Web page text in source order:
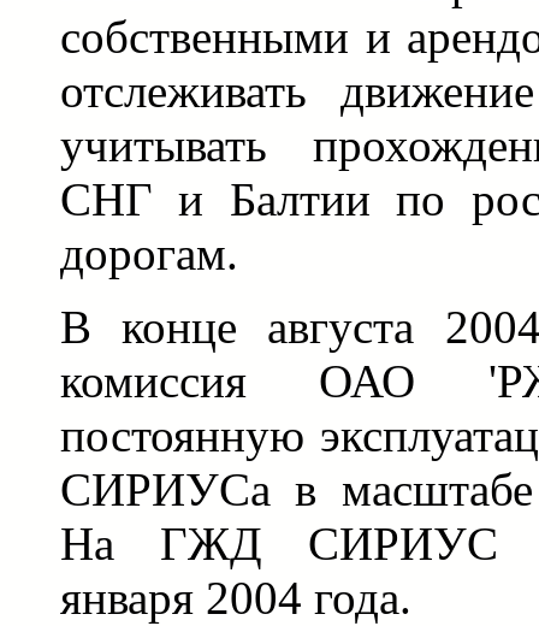
собственными и
отслеживать
учитывать
СНГ и Балтии по
дорогам.
В конце августа
комиссия ОАО
постоянную
СИРИУСа в
На ГЖД СИРИУС
января 2004 года.